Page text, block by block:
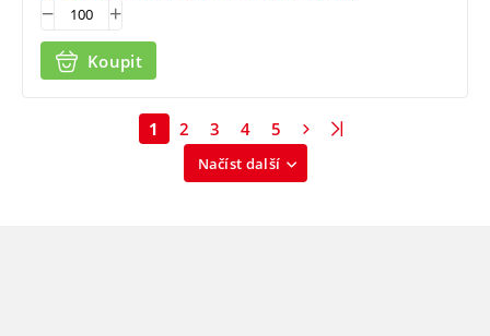
Koupit
Načíst další
1 2 3 4 5